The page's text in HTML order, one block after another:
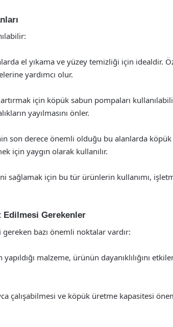
el yıkama ve yüzey temizliği için idealdir.
yardımcı olur.
için köpük sabun pompaları
yayılmasını önler.
son derece önemli olduğu bu alanlarda köpük
için yaygın olarak kullanılır.
sağlamak için bu tür ürünlerin kullanımı,
Edilmesi Gerekenler
bazı önemli noktalar vardır:
malzeme, ürünün dayanıklılığını
çalışabilmesi ve köpük üretme kapasitesi